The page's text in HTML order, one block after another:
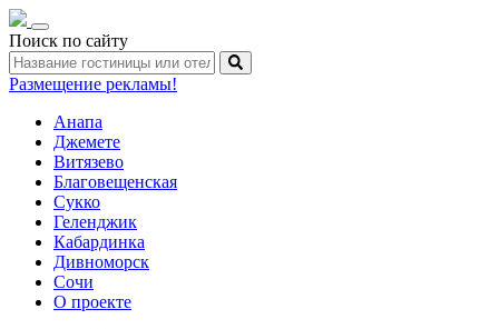
Toggle
navigation
Поиск по сайту
Размещение рекламы!
Анапа
Джемете
Витязево
Благовещенская
Сукко
Геленджик
Кабардинка
Дивноморск
Сочи
О проекте